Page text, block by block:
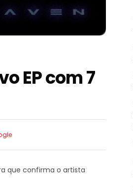
EP com 7
que confirma o artista